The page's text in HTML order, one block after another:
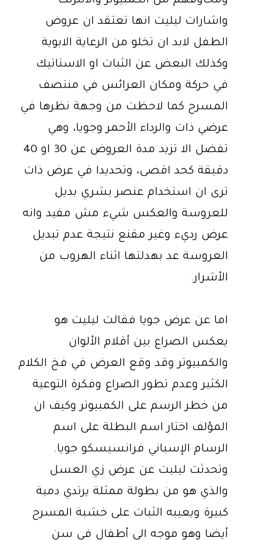
واشارات ليليت انها تعتقد ان عروض
الطفل لابد ان تخلو من الرعاية الابوية
وكذلك البعض عن الثبات او الاستاتيك
في حركة ومكان العرائس في منتصف
المسرح كما لاحظت من وجهة نظرها في
عرضي ذات والرداء الأحمر وجويا، وهي
تفضل الا تزيد مدة العروض عن 30 او 40
دقيقة كحد اقصى، وتحديدا في عرض ذات
ترى ان استخدام عنصر بشري بديل
للعروسة والعكس شيء مش مفيد وانه
عرض رديء وغير مقنع نتيجة عدم تبديل
العروسة عد بهدلتها اثناء الهروب من
الأشرار.
اما عن عرض جويا فقالت ليليت هو
يعكس الصراع بين أقلام الألوان
والكمبيوتر وقد وقع العرض في فخ الكلام
الكثير وعدم تطور الصراع وفكرة التوعية
من خطر الرسم على الكمبيوتر وكيف ان
المؤلف اختار اسم البطلة على اسم
الرسام الإسباني فرانسيسكو جويا.
وتحدثت ليليت عن عرض زي العسل
والذي هو من بطولة ممثلة يرتدي دمية
كبيرة ويعيبه الثبات على خشبة المسرح
أيضا وهو موجه الى أطفال في سن